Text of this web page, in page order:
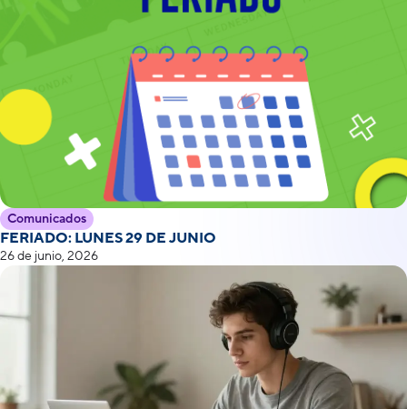
Comunicados
FERIADO: LUNES 29 DE JUNIO
26 de junio, 2026